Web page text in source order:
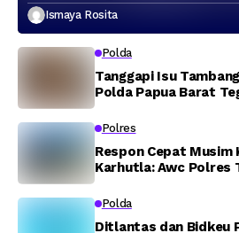
Ismaya Rosita
Polda
Tanggapi Isu
Polda Papua Barat
Polres
Respon Cepat Musim
Karhutla: Awc Polres
Tuasai
Polda
Ditlantas dan Bidkeu